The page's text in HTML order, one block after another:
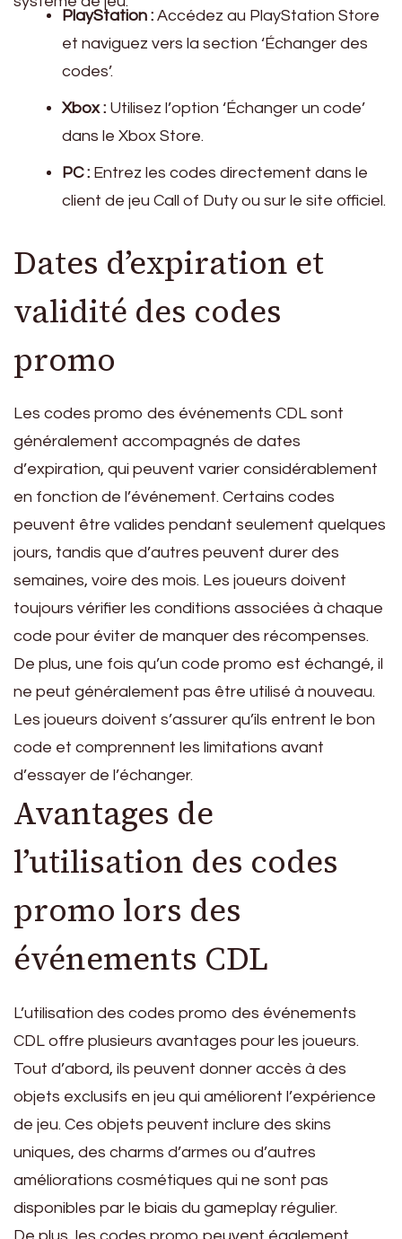
PlayStation : Accédez au PlayStation Store
et naviguez vers la section ‘Échanger des
codes’.
Xbox : Utilisez l’option ‘Échanger un code’
dans le Xbox Store.
PC : Entrez les codes directement dans le
client de jeu Call of Duty ou sur le site officiel.
Dates d’expiration et
validité des codes
promo
Les codes promo des événements CDL sont
généralement accompagnés de dates
d’expiration, qui peuvent varier considérablement
en fonction de l’événement. Certains codes
peuvent être valides pendant seulement quelques
jours, tandis que d’autres peuvent durer des
semaines, voire des mois. Les joueurs doivent
toujours vérifier les conditions associées à chaque
code pour éviter de manquer des récompenses.
De plus, une fois qu’un code promo est échangé, il
ne peut généralement pas être utilisé à nouveau.
Les joueurs doivent s’assurer qu’ils entrent le bon
code et comprennent les limitations avant
d’essayer de l’échanger.
Avantages de
l’utilisation des codes
promo lors des
événements CDL
L’utilisation des codes promo des événements
CDL offre plusieurs avantages pour les joueurs.
Tout d’abord, ils peuvent donner accès à des
objets exclusifs en jeu qui améliorent l’expérience
de jeu. Ces objets peuvent inclure des skins
uniques, des charms d’armes ou d’autres
améliorations cosmétiques qui ne sont pas
disponibles par le biais du gameplay régulier.